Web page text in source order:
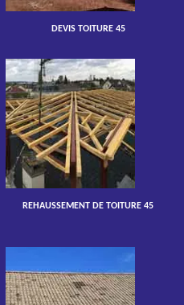
DEVIS TOITURE 45
REHAUSSEMENT DE TOITURE 45